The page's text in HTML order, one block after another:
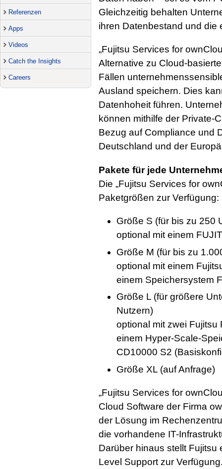
Referenzen
Apps
Videos
Catch the Insights
Careers
Gleichzeitig behalten
ihren Datenbestand und die
„Fujitsu Services for
Alternative zu Cloud-
Fällen
Ausland speichern. Dies
Datenhoheit führen.
können mithilfe der Private-
Bezug auf Compliance und
Deutschland und der
Pakete für jede
Die „Fujitsu Services for
Paketgrößen zur Verfügung:
Größe S (für bis zu 250
optional mit einem
Größe M (für bis zu
optional mit einem
einem Speichersystem
Größe L (für größere
Nutzern)
optional mit zwei
einem Hyper-Scale-
CD10000 S2
Größe XL (auf Anfrage)
„Fujitsu Services for
Cloud Software der Firma
der Lösung im
die vorhandene IT-
Darüber hinaus stellt
Level Support zur